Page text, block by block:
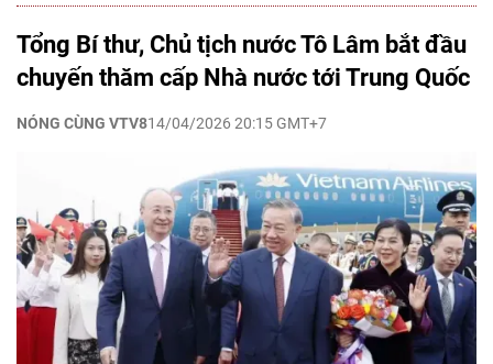
Tổng Bí thư, Chủ tịch nước Tô Lâm bắt đầu
chuyến thăm cấp Nhà nước tới Trung Quốc
NÓNG CÙNG VTV814/04/2026 20:15 GMT+7